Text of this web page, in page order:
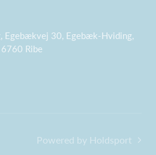
Egebækvej 30, Egebæk-Hviding,
6760 Ribe
Powered by Holdsport